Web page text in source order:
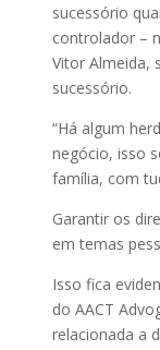
sucessório
controlador –
Vitor Almeida,
sucessório.
“Há algum
negócio, isso
família, com
Garantir os
em temas
Isso fica
do AACT
relacionada a